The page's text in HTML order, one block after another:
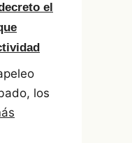
el
los